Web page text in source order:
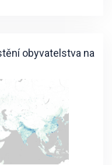
obyvatelstva na